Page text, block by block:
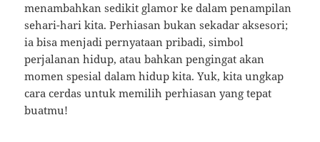
menambahkan sedikit glamor ke dalam penampilan
sehari-hari kita. Perhiasan bukan sekadar aksesori;
ia bisa menjadi pernyataan pribadi, simbol
perjalanan hidup, atau bahkan pengingat akan
momen spesial dalam hidup kita. Yuk, kita ungkap
cara cerdas untuk memilih perhiasan yang tepat
buatmu!